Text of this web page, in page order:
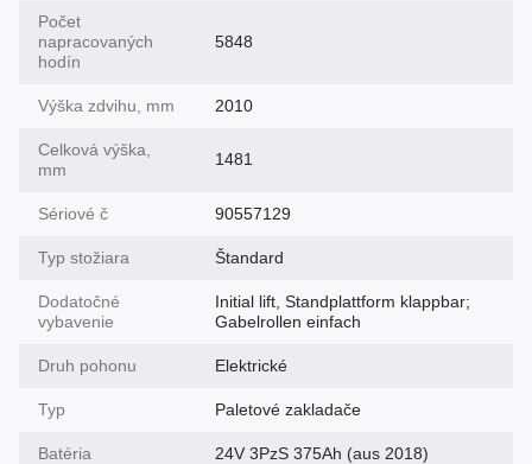
Počet
napracovaných
hodín
5848
Výška zdvihu, mm 2010
Celková výška,
mm
1481
Sériové č 90557129
Typ stožiara Štandard
Dodatočné
vybavenie
Initial lift, Standplattform klappbar;
Gabelrollen einfach
Druh pohonu Elektrické
Typ Paletové zakladače
Batéria 24V 3PzS 375Ah (aus 2018)